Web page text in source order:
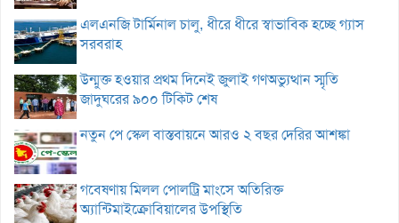
এলএনজি টার্মিনাল চালু, ধীরে ধীরে স্বাভাবিক হচ্ছে গ্যাস
সরবরাহ
উন্মুক্ত হওয়ার প্রথম দিনেই জুলাই গণঅভ্যুত্থান স্মৃতি
জাদুঘরের ৯০০ টিকিট শেষ
নতুন পে স্কেল বাস্তবায়নে আরও ২ বছর দেরির আশঙ্কা
গবেষণায় মিলল পোলট্রি মাংসে অতিরিক্ত
অ্যান্টিমাইক্রোবিয়ালের উপস্থিতি